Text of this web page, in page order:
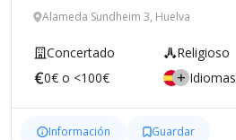
Alameda Sundheim 3, Huelva
Concertado Religioso
0€ o <100€
Idiomas
Información Guardar